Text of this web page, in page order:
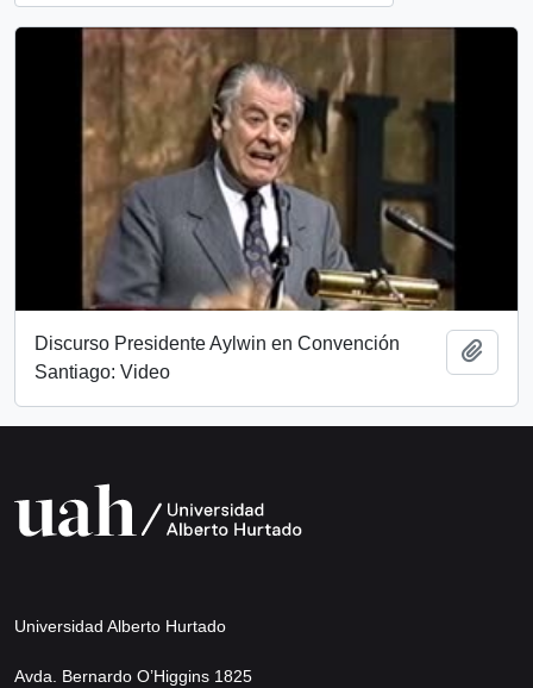
Discurso Presidente Aylwin en Convención
Santiago: Video
Universidad Alberto Hurtado
Avda. Bernardo O’Higgins 1825